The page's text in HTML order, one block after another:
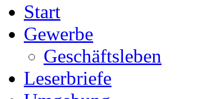
Start
Gewerbe
Geschäftsleben
Leserbriefe